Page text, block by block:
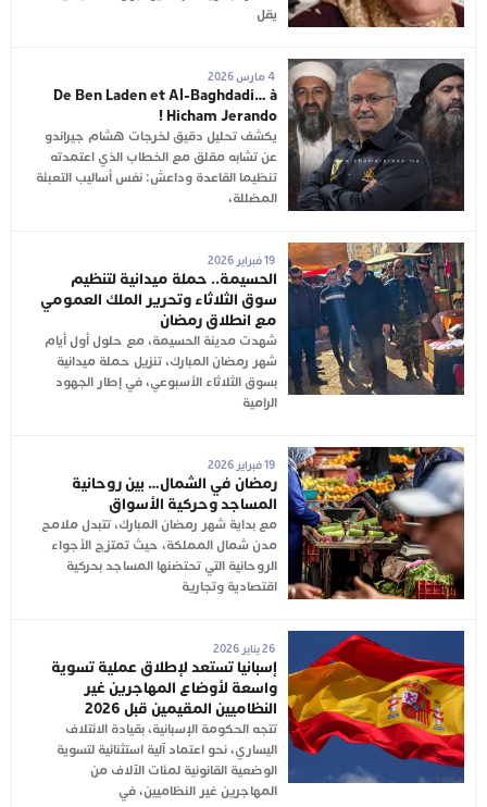
يقل
4 مارس 2026
De Ben Laden et Al-Baghdadi… à
Hicham Jerando !
يكشف تحليل دقيق لخرجات هشام جيراندو
عن تشابه مقلق مع الخطاب الذي اعتمدته
تنظيما القاعدة وداعش: نفس أساليب التعبئة
المضللة،
19 فبراير 2026
الحسيمة.. حملة ميدانية لتنظيم
سوق الثلاثاء وتحرير الملك العمومي
مع انطلاق رمضان
شهدت مدينة الحسيمة، مع حلول أول أيام
شهر رمضان المبارك، تنزيل حملة ميدانية
بسوق الثلاثاء الأسبوعي، في إطار الجهود
الرامية
19 فبراير 2026
رمضان في الشمال… بين روحانية
المساجد وحركية الأسواق
مع بداية شهر رمضان المبارك، تتبدل ملامح
مدن شمال المملكة، حيث تمتزج الأجواء
الروحانية التي تحتضنها المساجد بحركية
اقتصادية وتجارية
26 يناير 2026
إسبانيا تستعد لإطلاق عملية تسوية
واسعة لأوضاع المهاجرين غير
النظاميين المقيمين قبل 2026
تتجه الحكومة الإسبانية، بقيادة الائتلاف
اليساري، نحو اعتماد آلية استثنائية لتسوية
الوضعية القانونية لمئات الآلاف من
المهاجرين غير النظاميين، في